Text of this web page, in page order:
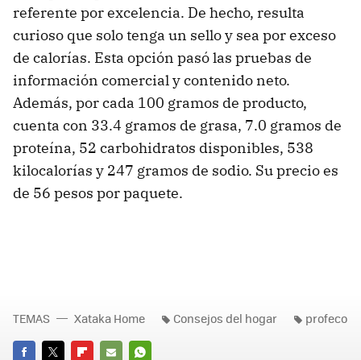
referente por excelencia. De hecho, resulta
curioso que solo tenga un sello y sea por exceso
de calorías. Esta opción pasó las pruebas de
información comercial y contenido neto.
Además, por cada 100 gramos de producto,
cuenta con 33.4 gramos de grasa, 7.0 gramos de
proteína, 52 carbohidratos disponibles, 538
kilocalorías y 247 gramos de sodio. Su precio es
de 56 pesos por paquete.
TEMAS Xataka Home Consejos del hogar profeco